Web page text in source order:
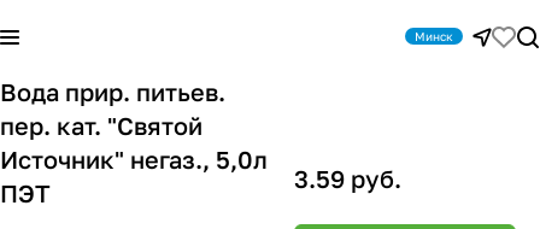
Минск
Вода прир. питьев.
пер. кат. "Святой
Источник" негаз., 5,0л
ПЭТ
3.59 руб.